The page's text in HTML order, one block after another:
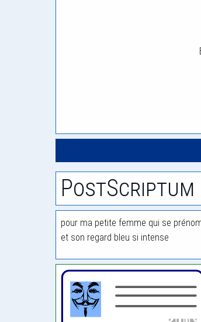
PostScriptum
pour ma petite femme qui se
et son regard bleu si intense